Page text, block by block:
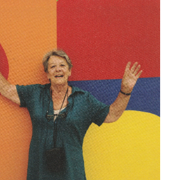
AVANCÉE
ASPECTS
LES
LE
PARLER
DES
SAINT-
MARTIN-